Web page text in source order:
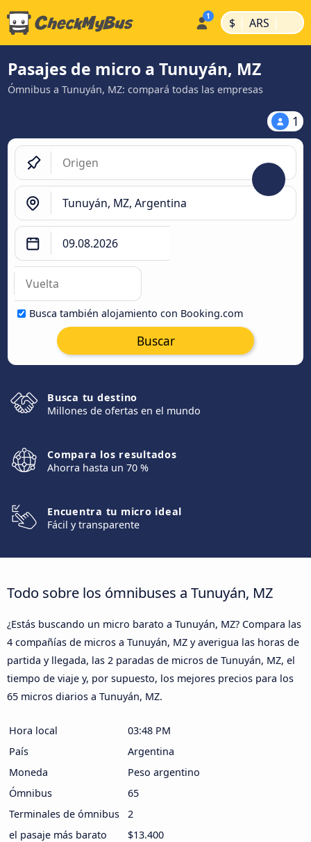
$ | ARS |
Pasajes de micro a Tunuyán, MZ
Ómnibus a Tunuyán, MZ: compará todas las empresas
1
Busca también alojamiento con Booking.com
Buscar
Busca tu destino
Millones de ofertas en el mundo
Compara los resultados
Ahorra hasta un 70 %
Encuentra tu micro ideal
Fácil y transparente
Todo sobre los ómnibuses a Tunuyán, MZ
¿Estás buscando un micro barato a Tunuyán, MZ? Compara las
4 compañías de micros a Tunuyán, MZ y averigua las horas de
partida y llegada, las 2 paradas de micros de Tunuyán, MZ, el
tiempo de viaje y, por supuesto, los mejores precios para los
65 micros diarios a Tunuyán, MZ.
Hora local
03:48 PM
País
Argentina
Moneda
Peso argentino
Ómnibus
65
Terminales de ómnibus
2
el pasaje más barato
$13.400